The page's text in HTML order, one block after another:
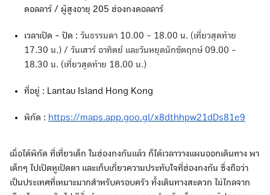
ดอลลาร์ / ผู้สูงอายุ 205 ฮ่องกงดอลลาร์
เวลาเปิด - ปิด : วันธรรมดา 10.00 - 18.00 น. (เที่ยวสุดท้าย
17.30 น.) / วันเสาร์ อาทิตย์ และวันหยุดนักขัตฤกษ์ 09.00 -
18.30 น. (เที่ยวสุดท้าย 18.00 น.)
ที่อยู่ : Lantau Island Hong Kong
พิกัด : https://maps.app.goo.gl/x8dthhpw21dDs81e9
เมื่อได้พิกัด ที่เที่ยวเด็ก ในฮ่องกงกันแล้ว ก็ได้เวลาวางแผนออกเดินทาง พา
เด็กๆ ไปเปิดหูเปิดตา และเก็บเกี่ยวความประทับใจที่ฮ่องกงกัน ซึ่งถือว่า
เป็นประเทศที่เหมาะมากสำหรับครอบครัว ทั้งเดินทางสะดวก ไม่ไกลจาก